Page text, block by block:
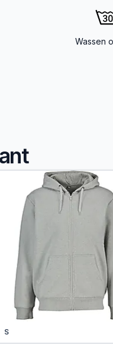
Wassen
S